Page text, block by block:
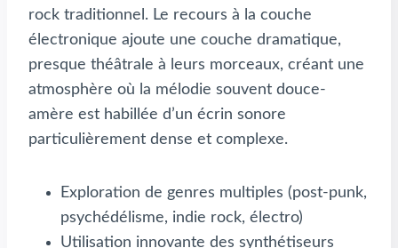
rock traditionnel. Le recours à la couche
électronique ajoute une couche dramatique,
presque théâtrale à leurs morceaux, créant une
atmosphère où la mélodie souvent douce-
amère est habillée d’un écrin sonore
particulièrement dense et complexe.
Exploration de genres multiples (post-punk,
psychédélisme, indie rock, électro)
Utilisation innovante des synthétiseurs